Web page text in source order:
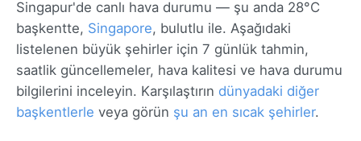
Singapur'de canlı hava durumu — şu anda 28°C
başkentte, Singapore, bulutlu ile. Aşağıdaki
listelenen büyük şehirler için 7 günlük tahmin,
saatlik güncellemeler, hava kalitesi ve hava durumu
bilgilerini inceleyin. Karşılaştırın dünyadaki diğer
başkentlerle veya görün şu an en sıcak şehirler.